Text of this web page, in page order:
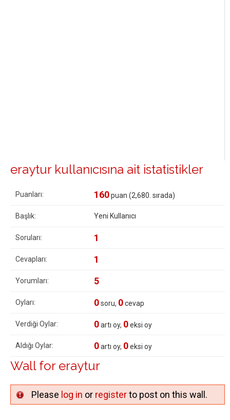
eraytur kullanıcısına ait istatistikler
Puanları: 160puan (2,680 . sırada)
Başlık: Yeni Kullanıcı
Soruları: 1
Cevapları: 1
Yorumları: 5
Oyları: 0soru, 0cevap
Verdiği Oylar: 0artı oy, 0eksi oy
Aldığı Oylar: 0artı oy, 0eksi oy
Wall for eraytur
Please log in or registerto post on this wall.